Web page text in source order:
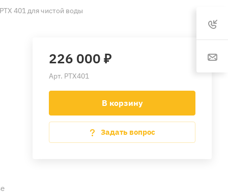
401 для чистой воды
226 000 ₽
Арт. PTХ401
В корзину
Задать вопрос